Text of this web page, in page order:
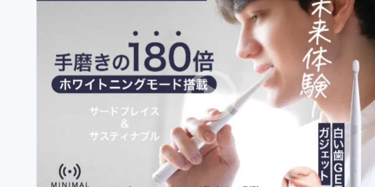
ゲーム・サービス開発
映像・映画 書籍・雑誌出版
ビジネス・起業 チャレンジ
まちづくり・地域活性化
CAMPFIRE for Social Good
CAMPFIREふるさと納税machi-ya